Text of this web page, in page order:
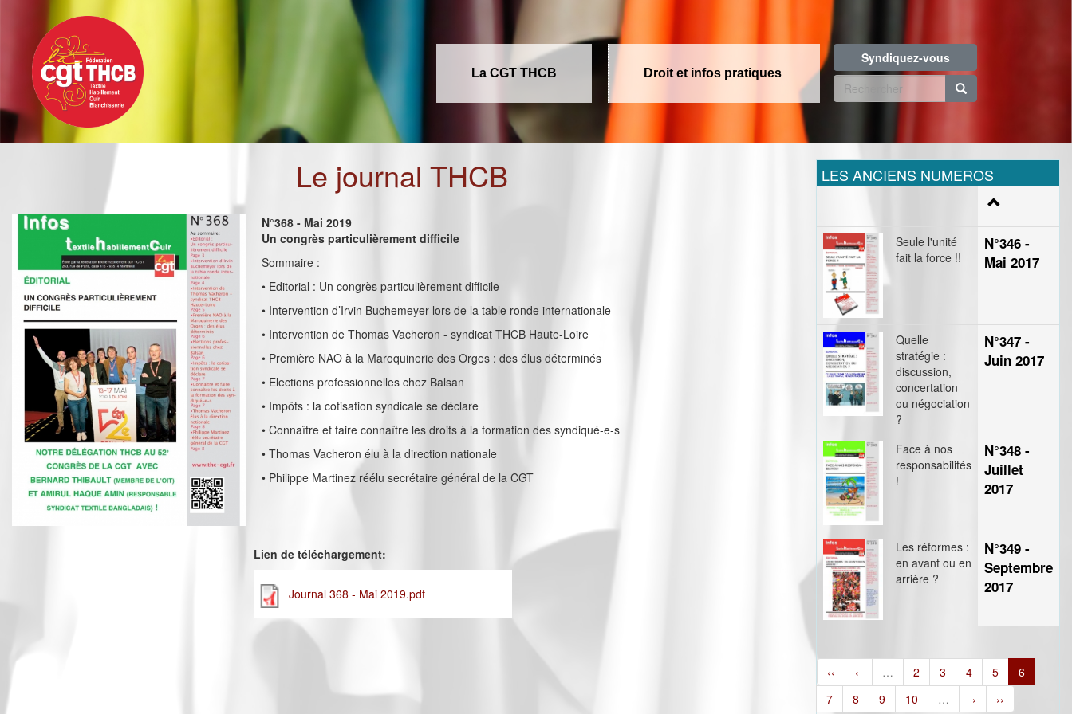
contenu
principal
La CGT THCB Droit et infos pratiques
Syndiquez-vous
Formulaire
recherche
Le journal THCB
N°368 - Mai 2019
Un congrès particulièrement difficile
Sommaire :
• Editorial : Un congrès particulièrement difficile
• Intervention d’Irvin Buchemeyer lors de la table ronde internationale
• Intervention de Thomas Vacheron - syndicat THCB Haute-Loire
• Première NAO à la Maroquinerie des Orges : des élus déterminés
• Elections professionnelles chez Balsan
• Impôts : la cotisation syndicale se déclare
• Connaître et faire connaître les droits à la formation des syndiqué-e-s
• Thomas Vacheron élu à la direction nationale
• Philippe Martinez réélu secrétaire général de la CGT
Lien de téléchargement:
Journal 368 - Mai 2019.pdf
LES ANCIENS NUMEROS
Seule l'unité
fait la force !!
N°346 -
Mai 2017
Quelle
stratégie :
discussion,
concertation
ou négociation
?
N°347 -
Juin 2017
Face à nos
responsabilités
!
N°348 -
Juillet
2017
Les réformes :
en avant ou en
arrière ?
N°349 -
Septembre
2017
‹‹ ‹ … 2 3 4 5
6
7
8 9 10 … › ››